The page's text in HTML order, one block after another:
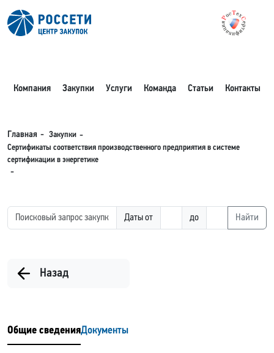
Компания Закупки Услуги Команда Статьи Контакты
Главная
Закупки
Сертификаты соответствия производственного предприятия в системе
сертификации в энергетике
Даты от до Найти
Назад
Общие сведенияДокументы